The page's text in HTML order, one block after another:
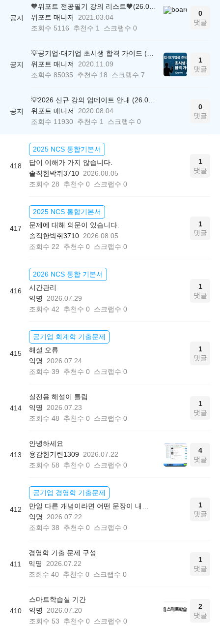
공지
🧡위포트 전공필기 강의 리스트🧡(26.05.22 ver.)
위포트 매니저
2021.03.04
조회수 5116 추천수 1 스크랩수 0
0
댓글
공지
💡공기업·대기업 초시생 합격 가이드 (26.04.21 ver.)
위포트 매니저
2020.11.09
조회수 85035 추천수 18 스크랩수 7
1
댓글
공지
💡2026 신규 강의 업데이트 안내 (26.04.17 ver.)
위포트 매니저
2020.08.04
조회수 11930 추천수 1 스크랩수 0
0
댓글
418
2025 NCS 통합기본서
답이 이해가 가지 않습니다.
솔직한박쥐3710 2026.08.05
조회수 28 추천수 0 스크랩수 0
1
댓글
417
2025 NCS 통합기본서
문제에 대해 의문이 있습니다.
솔직한박쥐3710 2026.08.05
조회수 22 추천수 0 스크랩수 0
1
댓글
416
2026 NCS 통합 기본서
시간관리
익명
2026.07.29
조회수 42 추천수 0 스크랩수 0
1
댓글
415
공기업 회계학 기출문제
해설 오류
익명
2026.07.24
조회수 39 추천수 0 스크랩수 0
1
댓글
414
실전용 해설이 틀림
익명
2026.07.23
조회수 48 추천수 0 스크랩수 0
1
댓글
413
안녕하세요
용감한기린1309 2026.07.22
조회수 58 추천수 0 스크랩수 0
4
댓글
412
공기업 경영학 기출문제
만일 다른 개념이라면 어떤 문장이 내용으로 나올까요?
익명
2026.07.22
조회수 38 추천수 0 스크랩수 0
1
댓글
411
경영학 기출 문제 구성
익명
2026.07.22
조회수 40 추천수 0 스크랩수 0
1
댓글
410
스마트학습실 기간
익명
2026.07.20
조회수 53 추천수 0 스크랩수 0
2
댓글